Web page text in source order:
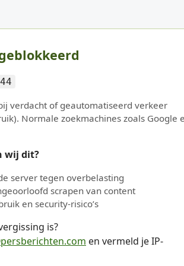
verdacht of geautomatiseerd verkeer
Normale zoekmachines zoals Google
wij dit?
server tegen overbelasting
scrapen van content
en security-risico’s
is?
en vermeld je IP-